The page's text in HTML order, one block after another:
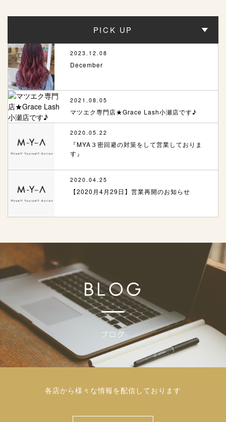
PICK UP
2023.12.08
December
2021.08.05
マツエク専門店★Grace Lash小瀬店です♪
2020.05.22
『MYA３密回避の対策をして営業しておりま
す』
2020.04.25
【2020月4月29日】営業再開のお知らせ
各店から様々な情報を配信しております